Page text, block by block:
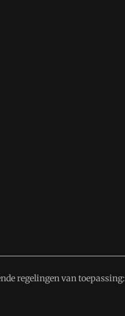
regelingen van toepassing: